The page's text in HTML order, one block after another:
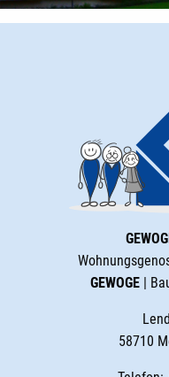
GEWOGE|
58710